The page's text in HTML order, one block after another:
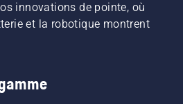
innovations de pointe, où
et la robotique montrent